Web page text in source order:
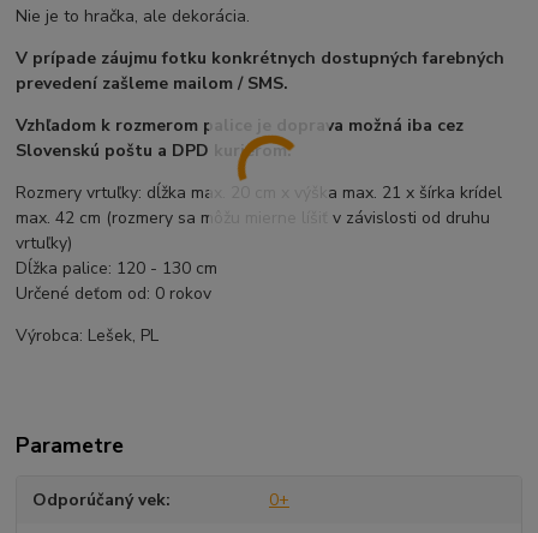
Nie je to hračka, ale dekorácia.
V prípade záujmu fotku konkrétnych dostupných farebných
prevedení zašleme mailom / SMS.
Vzhľadom k rozmerom palice je doprava možná iba cez
Slovenskú poštu a DPD kuriérom.
Rozmery vrtuľky: dĺžka max. 20 cm x výška max. 21 x šírka krídel
max. 42 cm (rozmery sa môžu mierne líšiť v závislosti od druhu
vrtuľky)
Dĺžka palice: 120 - 130 cm
Určené deťom od: 0 rokov
Výrobca: Lešek, PL
Parametre
Odporúčaný vek 0+